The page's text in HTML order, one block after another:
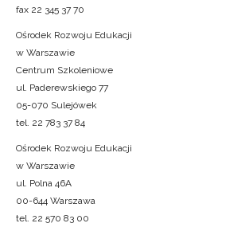
fax 22 345 37 70
Ośrodek Rozwoju Edukacji
w Warszawie
Centrum Szkoleniowe
ul. Paderewskiego 77
05-070 Sulejówek
tel. 22 783 37 84
Ośrodek Rozwoju Edukacji
w Warszawie
ul. Polna 46A
00-644 Warszawa
tel. 22 570 83 00